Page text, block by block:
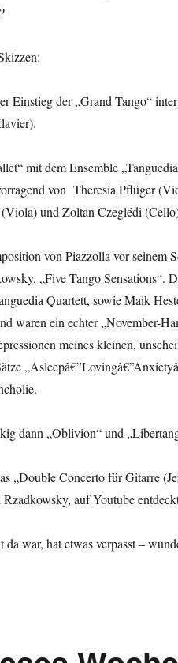
Einstieg der „Grand Tango“
mit dem Ensemble
von Theresia Pflüger
und Zoltan Czeglédi
von Piazzolla vor seinem
„Five Tango Sensations“.
Quartett, sowie Maik
waren ein echter „November-
meines kleinen,
dann „Oblivion“ und
„Double Concerto für Gitarre
Rzadkowsky, auf Youtube
da war, hat etwas verpasst –